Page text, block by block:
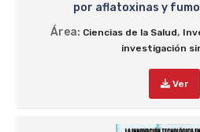
por aflatoxinas y
Área: Ciencias de la Salud,
investigación
Ver